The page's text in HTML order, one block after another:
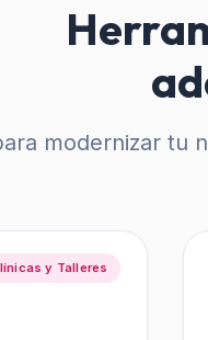
modernizar tu
y Talleres